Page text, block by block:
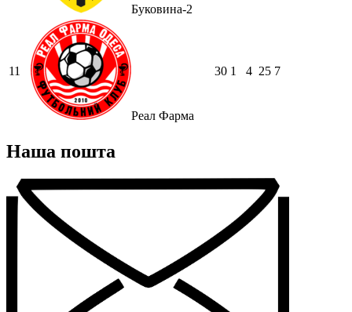
Буковина-2
11
Реал Фарма
30 1 4 25 7
Наша пошта